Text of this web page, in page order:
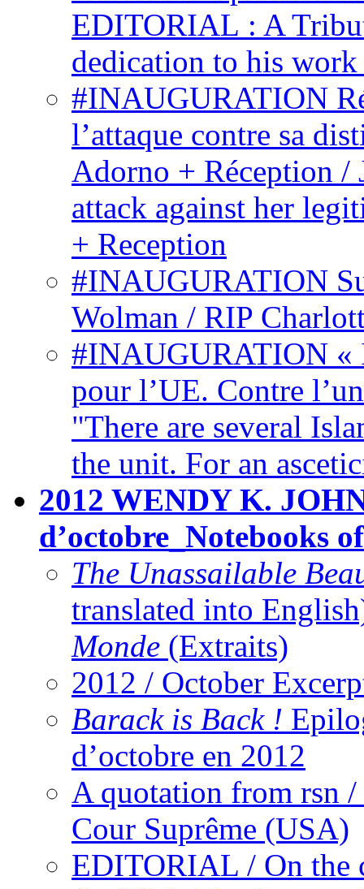
EDITORIAL : A
dedication to his
#INAUGURATION
l’attaque contre sa
Adorno + Réception /
attack against her
+ Reception
#INAUGURATION
Wolman / RIP
#INAUGURATION «
pour l’UE. Contre
"There are several
the unit. For an
2012 WENDY K.
d’octobre_Notebooks
The Unassailable
translated into
Monde (Extraits)
2012 / October
Barack is Back !
d’octobre en 2012
A quotation from rsn
Cour Suprême (USA)
EDITORIAL / On the